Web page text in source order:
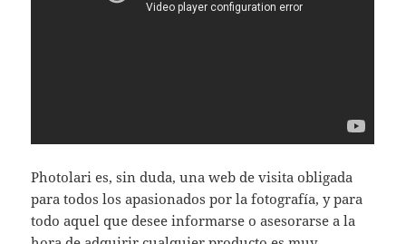
Photolari es, sin duda, una web de visita obligada
para todos los apasionados por la fotografía, y para
todo aquel que desee informarse o asesorarse a la